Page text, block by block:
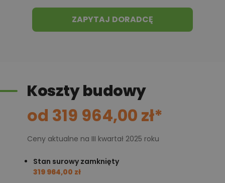
pozwala oddzielić zaplecze techniczne od głównej
części mieszkalnej, a jednocześnie zapewnia
została otwarta na ogród dużymi przeszkleniami
prowadzącymi na zadaszony taras.W części
wypoczynkowej zaplanowano kominek
pełnić funkcję zarówno źródła ciepła, jak i
znajduje się pomiędzy salonem a kuchnią, dzięki
czemu codzienne korzystanie z tej części domu
ZAPYTAJ DORADCĘ
Koszty budowy
od 319 964,00 zł*
Ceny aktualne na III kwartał 2025 roku
Stan surowy zamknięty
319 964,00 zł